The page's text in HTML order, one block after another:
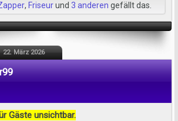
, Friseurund 3 anderen gefällt das.
22. März 2026
Gäste unsichtbar.